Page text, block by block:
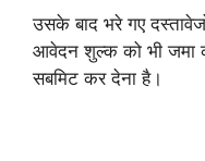
उसके बाद भरे गए
आवेदन शुल्क को भी जमा
सबमिट कर देना है।